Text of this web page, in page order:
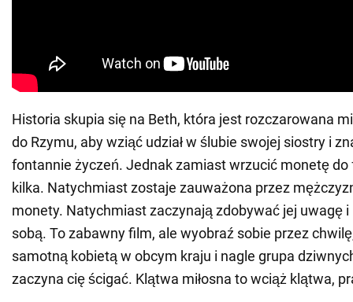
Historia skupia się na Beth, która jest rozczarowana
do Rzymu, aby wziąć udział w ślubie swojej siostry i
fontannie życzeń. Jednak zamiast wrzucić monetę
kilka. Natychmiast zostaje zauważona przez
monety. Natychmiast zaczynają zdobywać jej uwagę
sobą. To zabawny film, ale wyobraź sobie przez
samotną kobietą w obcym kraju i nagle grupa
zaczyna cię ścigać. Klątwa miłosna to wciąż klątwa,